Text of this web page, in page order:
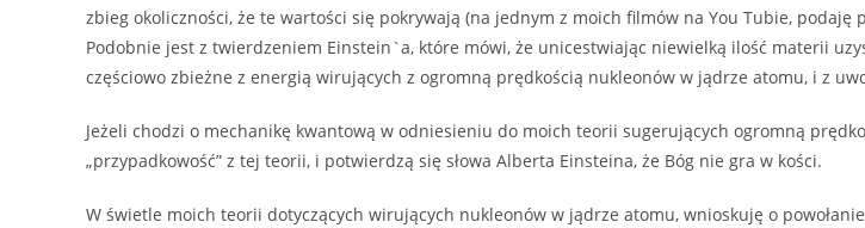
zbieg okoliczności, że te wartości się pokrywają (na jednym z moich filmów na You Tubie,
Podobnie jest z twierdzeniem Einstein`a, które mówi, że unicestwiając niewielką ilość materii
częściowo zbieżne z energią wirujących z ogromną prędkością nukleonów w jądrze atomu, i z
Jeżeli chodzi o mechanikę kwantową w odniesieniu do moich teorii sugerujących ogromną
„przypadkowość” z tej teorii, i potwierdzą się słowa Alberta Einsteina, że Bóg nie gra w kości.
W świetle moich teorii dotyczących wirujących nukleonów w jądrze atomu, wnioskuję o